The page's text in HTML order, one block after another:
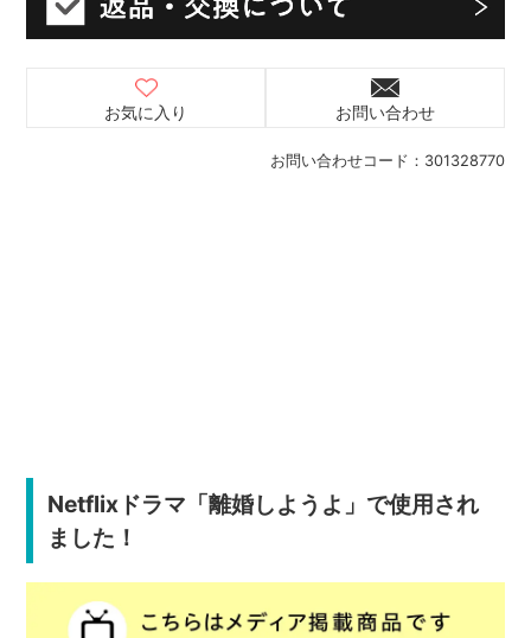
お問い合わせコード： 301328770
お気に入り お問い合わせ
Netflixドラマ「離婚しようよ」で使用され
ました！